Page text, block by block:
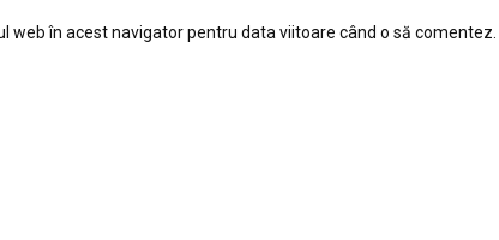
web în acest navigator pentru data viitoare când o să comentez.